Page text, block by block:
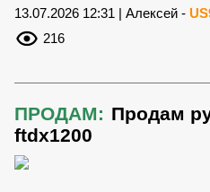
13.07.2026 12:31 | Алексей -
216
ПРОДАМ: Продам
ftdx1200